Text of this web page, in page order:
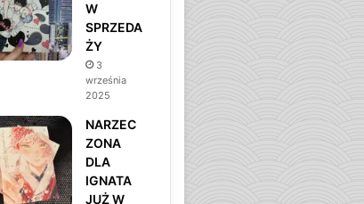
W
SPRZEDA
ŻY
3
września
2025
NARZEC
ZONA
DLA
IGNATA
JUŻ W